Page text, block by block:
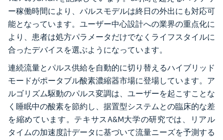
ー稼働時間により、パルスモデルは終日の外出にも対応可
能となっています。ユーザー中心設計への業界の重点化に
より、患者は処方パラメータだけでなくライフスタイルに
合ったデバイスを選ぶようになっています。
連続流量とパルス供給を自動的に切り替えるハイブリッド
モードがポータブル酸素濃縮器市場に登場しています。ア
ルゴリズム駆動のパルス変調は、ユーザーを起こすことな
く睡眠中の酸素を節約し、据置型システムとの臨床的な差
を縮めています。テキサスA&M大学の研究では、リアル
タイムの加速度計データに基づいて流量ニーズを予測する